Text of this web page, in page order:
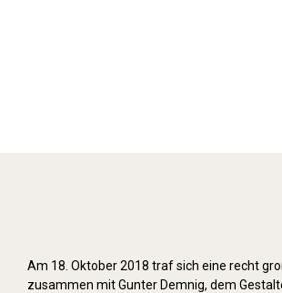
Am 18. Oktober 2018 traf sich eine recht
zusammen mit Gunter Demnig, dem